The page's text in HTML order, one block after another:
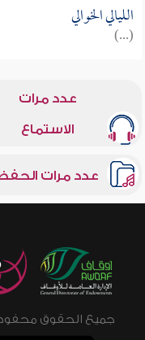
الليالي الخوالي
(...)
عدد مرات
الاستماع
عدد مرات
جميع الحقوق محفوظة © 2026 - 1998 لشبكة